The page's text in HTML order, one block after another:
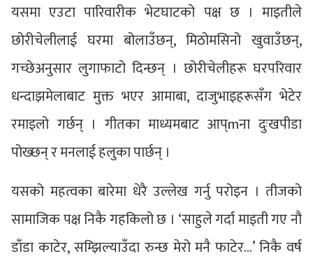
यसमा एउटा पारिवारीक भेटघाटको पक्ष छ । माइतीले
छोरीचेलीलाई घरमा बोलाउँछन्, मिठोमसिनो खुवाउँछन्,
गच्छेअनुसार लुगाफाटो दिन्छन् । छोरीचेलीहरू घरपरिवार
धन्दाझमेलाबाट मुक्त भएर आमाबा, दाजुभाइहरूसँग भेटेर
रमाइलो गर्छन् । गीतका माध्यमबाट आप्mना दुःखपीडा
पोख्छन् र मनलाई हलुका पार्छन् ।
यसको महत्वका बारेमा धेरै उल्लेख गर्नु परोइन । तीजको
सामाजिक पक्ष निकै गहकिलो छ । ‘साहुले गर्दा माइती गए नौ
डाँडा काटेर, सम्झिल्याउँदा रुन्छ मेरो मनै फाटेर…’ निकै वर्ष